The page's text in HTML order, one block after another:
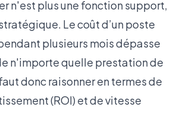
n'est plus une fonction support,
Le coût d’un poste
plusieurs mois dépasse
n'importe quelle prestation de
donc raisonner en termes de
(ROI) et de vitesse